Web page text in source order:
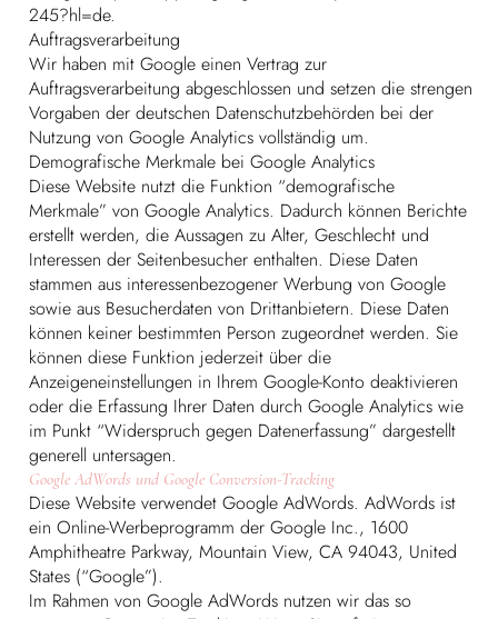
245?hl=de.
Auftragsverarbeitung
Wir haben mit Google einen Vertrag zur
Auftragsverarbeitung abgeschlossen und setzen die strengen
Vorgaben der deutschen Datenschutzbehörden bei der
Nutzung von Google Analytics vollständig um.
Demografische Merkmale bei Google Analytics
Diese Website nutzt die Funktion “demografische
Merkmale” von Google Analytics. Dadurch können Berichte
erstellt werden, die Aussagen zu Alter, Geschlecht und
Interessen der Seitenbesucher enthalten. Diese Daten
stammen aus interessenbezogener Werbung von Google
sowie aus Besucherdaten von Drittanbietern. Diese Daten
können keiner bestimmten Person zugeordnet werden. Sie
können diese Funktion jederzeit über die
Anzeigeneinstellungen in Ihrem Google-Konto deaktivieren
oder die Erfassung Ihrer Daten durch Google Analytics wie
im Punkt “Widerspruch gegen Datenerfassung” dargestellt
generell untersagen.
Google AdWords und Google Conversion-Tracking
Diese Website verwendet Google AdWords. AdWords ist
ein Online-Werbeprogramm der Google Inc., 1600
Amphitheatre Parkway, Mountain View, CA 94043, United
States (“Google”).
Im Rahmen von Google AdWords nutzen wir das so